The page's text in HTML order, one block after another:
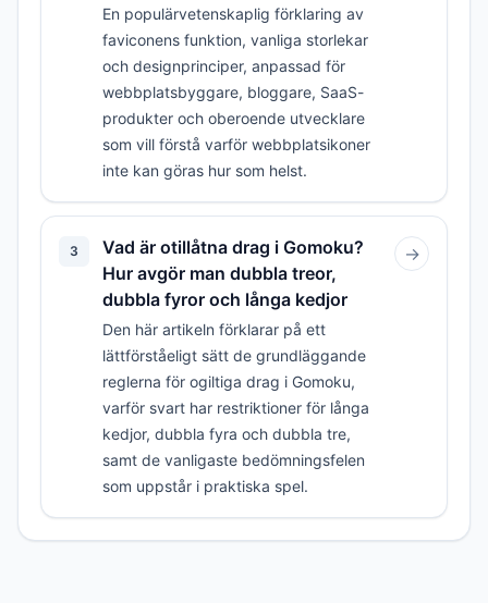
En populärvetenskaplig förklaring av
faviconens funktion, vanliga storlekar
och designprinciper, anpassad för
webbplatsbyggare, bloggare, SaaS-
produkter och oberoende utvecklare
som vill förstå varför webbplatsikoner
inte kan göras hur som helst.
3
Vad är otillåtna drag i Gomoku?
Hur avgör man dubbla treor,
dubbla fyror och långa kedjor
Den här artikeln förklarar på ett
lättförståeligt sätt de grundläggande
reglerna för ogiltiga drag i Gomoku,
varför svart har restriktioner för långa
kedjor, dubbla fyra och dubbla tre,
samt de vanligaste bedömningsfelen
som uppstår i praktiska spel.
→